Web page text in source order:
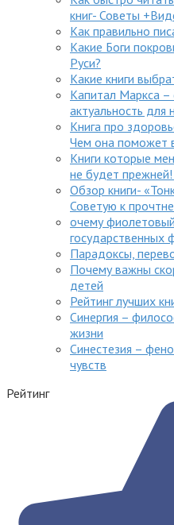
книг- Советы
Как правильно
Какие Боги
Руси?
Какие книги
Капитал Маркса –
актуальность для
Книга про
Чем она поможет
Книги которые
не будет
Обзор книги-
Советую к
очему
государственных
Парадоксы,
Почему важны
детей
Рейтинг лучших
Синергия –
жизни
Синестезия –
чувств
Рейтинг